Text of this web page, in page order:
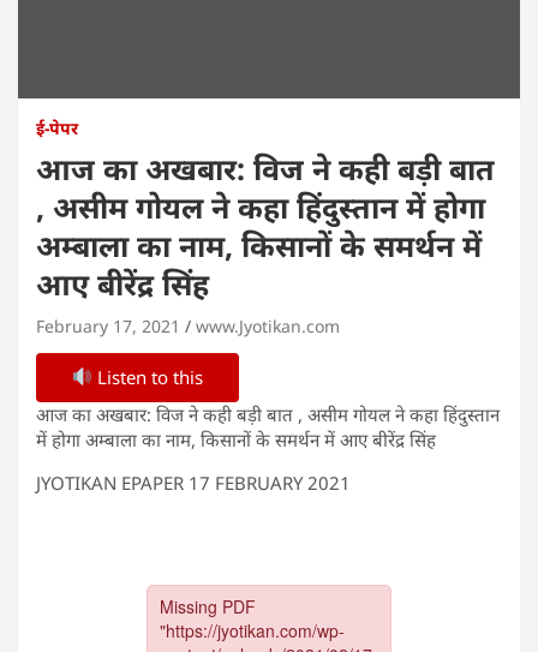
ई-पेपर
आज का अखबार: विज ने कही बड़ी बात
, असीम गोयल ने कहा हिंदुस्तान में होगा
अम्बाला का नाम, किसानों के समर्थन में
आए बीरेंद्र सिंह
February 17, 2021 www.Jyotikan.com
Listen to this
आज का अखबार: विज ने कही बड़ी बात , असीम गोयल ने कहा हिंदुस्तान
में होगा अम्बाला का नाम, किसानों के समर्थन में आए बीरेंद्र सिंह
JYOTIKAN EPAPER 17 FEBRUARY 2021